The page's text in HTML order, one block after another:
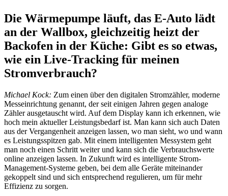
Die Wärmepumpe läuft, das E-Auto lädt
an der Wallbox, gleichzeitig heizt der
Backofen in der Küche: Gibt es so etwas,
wie ein Live-Tracking für meinen
Stromverbrauch?
Michael Kock: Zum einen über den digitalen Stromzähler, moderne
Messeinrichtung genannt, der seit einigen Jahren gegen analoge
Zähler ausgetauscht wird. Auf dem Display kann ich erkennen, wie
hoch mein aktueller Leistungsbedarf ist. Man kann sich auch Daten
aus der Vergangenheit anzeigen lassen, wo man sieht, wo und wann
es Leistungsspitzen gab. Mit einem intelligenten Messystem geht
man noch einen Schritt weiter und kann sich die Verbrauchswerte
online anzeigen lassen. In Zukunft wird es intelligente Strom-
Management-Systeme geben, bei dem alle Geräte miteinander
gekoppelt sind und sich entsprechend regulieren, um für mehr
Effizienz zu sorgen.